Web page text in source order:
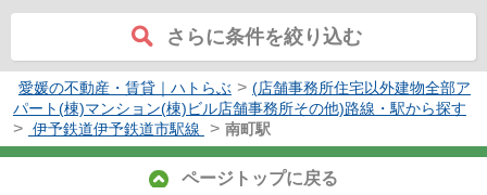
さらに条件を絞り込む
愛媛の不動産・賃貸｜ハトらぶ > (店舗事務所住宅以外建物全部ア
パート(棟)マンション(棟)ビル店舗事務所その他)路線・駅から探す
> 伊予鉄道伊予鉄道市駅線 > 南町駅
ページトップに戻る